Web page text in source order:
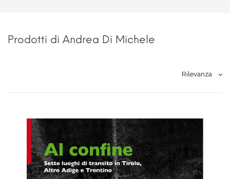
Prodotti di Andrea Di Michele
Rilevanza